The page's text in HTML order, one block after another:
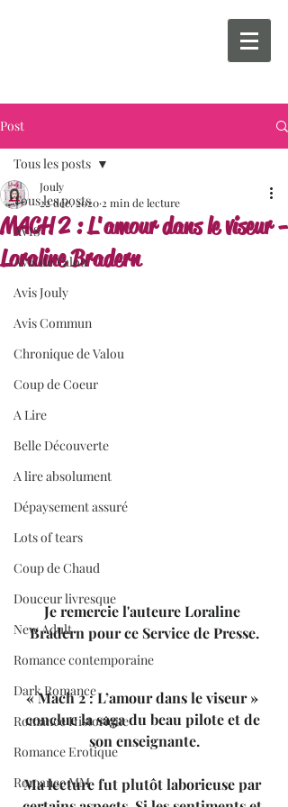
Post
Tous les posts
AVIS
Avis de Valou
Avis Jouly
Avis Commun
Chronique de Valou
Coup de Coeur
A Lire
Belle Découverte
A lire absolument
Dépaysement assuré
Lots of tears
Coup de Chaud
Douceur livresque
New Adult
Romance contemporaine
Dark Romance
Romance Historique
Romance Erotique
Romance MM
Tous les posts
MACH 2 : L'amour dans le viseur -
Loraline Bradern
Jouly
22 déc. 2020 2 min de lecture
Je remercie l'auteure Loraline
Bradern pour ce Service de Presse.
« Mach 2 : L’amour dans le viseur »
conclue la saga du beau pilote et de
son enseignante.
Ma lecture fut plutôt laborieuse par